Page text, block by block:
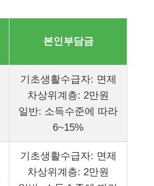
본인부담금
기초생활수급자: 면제
차상위계층: 2만원
일반: 소득수준에 따라
6~15%
기초생활수급자: 면제
차상위계층: 2만원